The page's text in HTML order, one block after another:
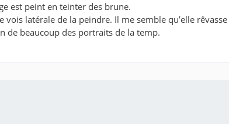
est peint en teinter des brune.
latérale de la peindre. Il me semble qu’elle
de beaucoup des portraits de la temp.